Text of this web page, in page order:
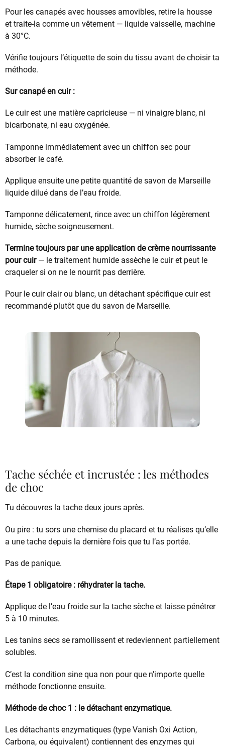
Pour les canapés avec housses amovibles, retire la housse
et traite-la comme un vêtement — liquide vaisselle, machine
à 30°C.
Vérifie toujours l’étiquette de soin du tissu avant de choisir ta
méthode.
Sur canapé en cuir :
Le cuir est une matière capricieuse — ni vinaigre blanc, ni
bicarbonate, ni eau oxygénée.
Tamponne immédiatement avec un chiffon sec pour
absorber le café.
Applique ensuite une petite quantité de savon de Marseille
liquide dilué dans de l’eau froide.
Tamponne délicatement, rince avec un chiffon légèrement
humide, sèche soigneusement.
Termine toujours par une application de crème nourrissante
pour cuir— le traitement humide assèche le cuir et peut le
craqueler si on ne le nourrit pas derrière.
Pour le cuir clair ou blanc, un détachant spécifique cuir est
recommandé plutôt que du savon de Marseille.
Tache séchée et incrustée : les méthodes
de choc
Tu découvres la tache deux jours après.
Ou pire : tu sors une chemise du placard et tu réalises qu’elle
a une tache depuis la dernière fois que tu l’as portée.
Pas de panique.
Étape 1 obligatoire : réhydrater la tache.
Applique de l’eau froide sur la tache sèche et laisse pénétrer
5 à 10 minutes.
Les tanins secs se ramollissent et redeviennent partiellement
solubles.
C’est la condition sine qua non pour que n’importe quelle
méthode fonctionne ensuite.
Méthode de choc 1 : le détachant enzymatique.
Les détachants enzymatiques (type Vanish Oxi Action,
Carbona, ou équivalent) contiennent des enzymes qui